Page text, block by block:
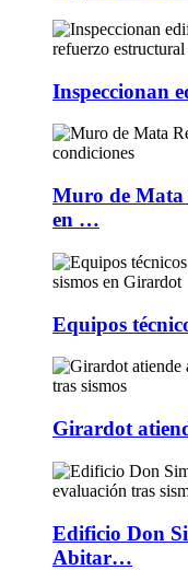
Inspeccionan
Muro de Mata
en …
Equipos
Girardot
Edificio Don
Abitar…